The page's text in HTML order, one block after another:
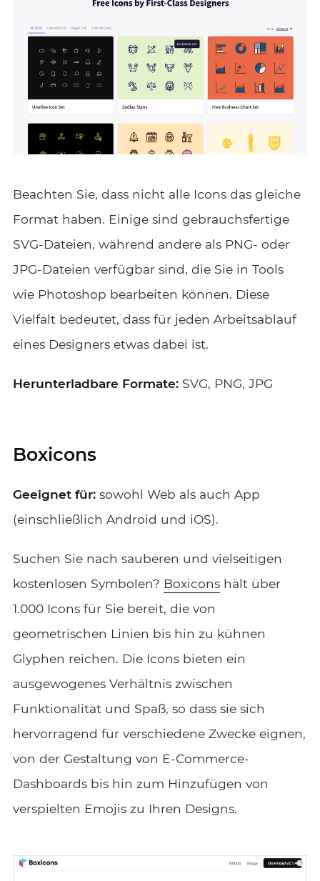
Beachten Sie, dass nicht alle Icons das gleiche
Format haben. Einige sind gebrauchsfertige
SVG-Dateien, während andere als PNG- oder
JPG-Dateien verfügbar sind, die Sie in Tools
wie Photoshop bearbeiten können. Diese
Vielfalt bedeutet, dass für jeden Arbeitsablauf
eines Designers etwas dabei ist.
Herunterladbare Formate:SVG, PNG, JPG
Boxicons
Geeignet für:sowohl Web als auch App
(einschließlich Android und iOS).
Suchen Sie nach sauberen und vielseitigen
kostenlosen Symbolen? Boxiconshält über
1.000 Icons für Sie bereit, die von
geometrischen Linien bis hin zu kühnen
Glyphen reichen. Die Icons bieten ein
ausgewogenes Verhältnis zwischen
Funktionalität und Spaß, so dass sie sich
hervorragend für verschiedene Zwecke eignen,
von der Gestaltung von E-Commerce-
Dashboards bis hin zum Hinzufügen von
verspielten Emojis zu Ihren Designs.